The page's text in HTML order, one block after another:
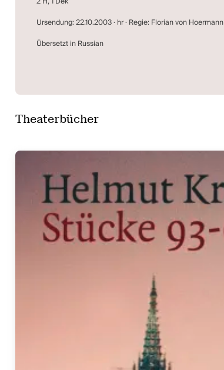
Ursendung: 22.10.2003 · hr · Regie: Florian von Hoermann
Übersetzt in Russian
Theaterbücher